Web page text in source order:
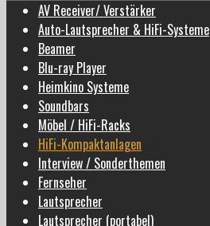
AV Receiver/ Verstärker
Auto-Lautsprecher & HiFi-Systeme
Beamer
Blu-ray Player
Heimkino Systeme
Soundbars
Möbel / HiFi-Racks
HiFi-Kompaktanlagen
Interview / Sonderthemen
Fernseher
Lautsprecher
Lautsprecher (portabel)